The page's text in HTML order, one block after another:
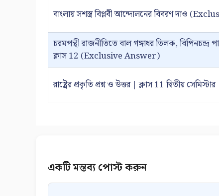
বাংলায় সশস্ত্র বিপ্লবী আন্দোলনের বিবরণ দাও
চরমপন্থী রাজনীতিতে বাল গঙ্গাধর তিলক,
ক্লাস 12 (Exclusive Answer)
রাষ্ট্রের প্রকৃতি প্রশ্ন ও উত্তর | ক্লাস 11 দ্বিতীয় সেমিস্টার
Comment